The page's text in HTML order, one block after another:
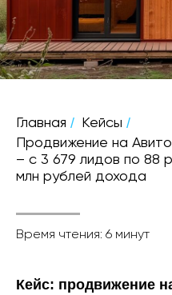
Главная / Кейсы /
Продвижение на
– с 3 679 лидов по 88
млн рублей дохода
Время чтения: 6 минут
Кейс: продвижение